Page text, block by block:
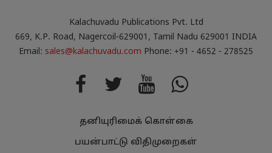
Kalachuvadu Publications Pvt. Ltd
669, K.P. Road, Nagercoil-629001, Tamil Nadu 629001 INDIA
Email: sales@kalachuvadu.com Phone: +91 - 4652 - 278525
தனியுரிமைக் கொள்கை
பயன்பாட்டு விதிமுறைகள்